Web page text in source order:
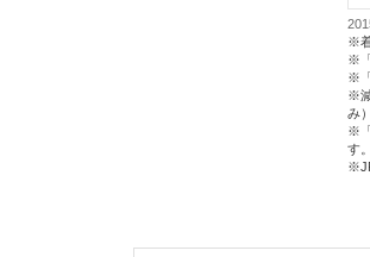
※
※
※
※
み
※
す。